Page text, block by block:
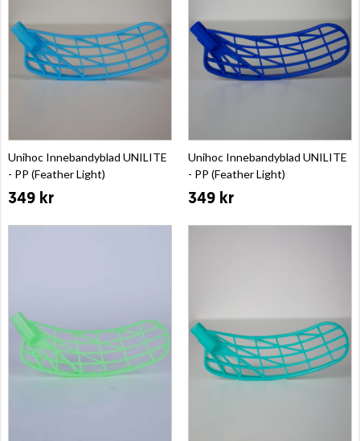
Unihoc Innebandyblad UNILITE
- PP (Feather Light)
349 kr
Unihoc Innebandyblad UNILITE
- PP (Feather Light)
349 kr